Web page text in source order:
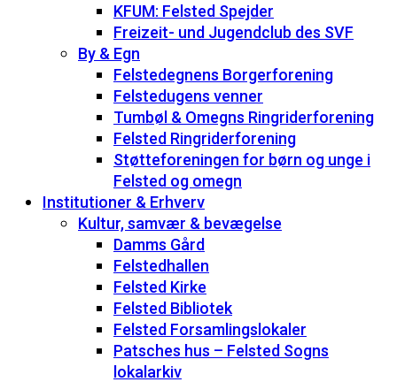
KFUM: Felsted Spejder
Freizeit- und Jugendclub des SVF
By & Egn
Felstedegnens Borgerforening
Felstedugens venner
Tumbøl & Omegns Ringriderforening
Felsted Ringriderforening
Støtteforeningen for børn og unge i
Felsted og omegn
Institutioner & Erhverv
Kultur, samvær & bevægelse
Damms Gård
Felstedhallen
Felsted Kirke
Felsted Bibliotek
Felsted Forsamlingslokaler
Patsches hus – Felsted Sogns
lokalarkiv